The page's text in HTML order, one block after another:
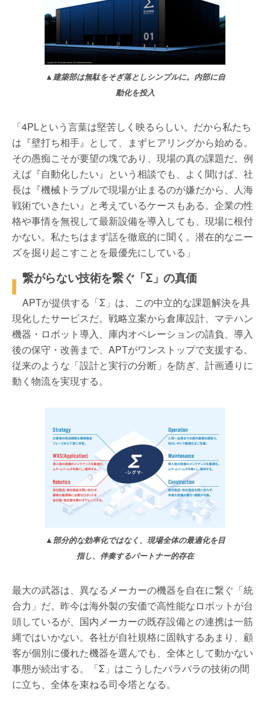
▲建築部は無駄をそぎ落としシンプルに。内部に自
動化を投入
「4PLという言葉は堅苦しく映るらしい。だから私たち
は『壁打ち相手』として、まずヒアリングから始める。
その愚痴こそが要望の塊であり、現場の真の課題だ。例
えば『自動化したい』という相談でも、よく聞けば、社
長は『機械トラブルで現場が止まるのが嫌だから、人海
戦術でいきたい』と考えているケースもある。企業の性
格や事情を無視して最新設備を導入しても、現場に根付
かない。私たちはまず話を徹底的に聞く。潜在的なニー
ズを掘り起こすことを最優先にしている」
繋がらない技術を繋ぐ「Σ」の真価
APTが提供する「Σ 」は、この中立的な課題解決を具
現化したサービスだ。戦略立案から倉庫設計、マテハン
機器・ロボット導入、庫内オペレーションの請負、導入
後の保守・改善まで、 APTがワンストップで支援する。
従来のような「設計と実行の分断」を防ぎ、計画通りに
動く物流を実現する。
▲ 部分的な効率化ではなく、現場全体の最適化を目
指し、伴奏するパートナー的存在
最大の武器は、異なるメーカーの機器を自在に繋ぐ「統
合力」だ。昨今は海外製の安価で高性能なロボットが台
頭しているが、国内メーカーの既存設備との連携は一筋
縄ではいかない。各社が自社規格に固執するあまり、顧
客が個別に優れた機器を選んでも、全体として動かない
事態が続出する。「Σ 」はこうしたバラバラの技術の間
に立ち、全体を束ねる司令塔となる。